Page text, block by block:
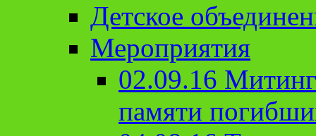
Детское
Мероприятия
02.09.16
памяти